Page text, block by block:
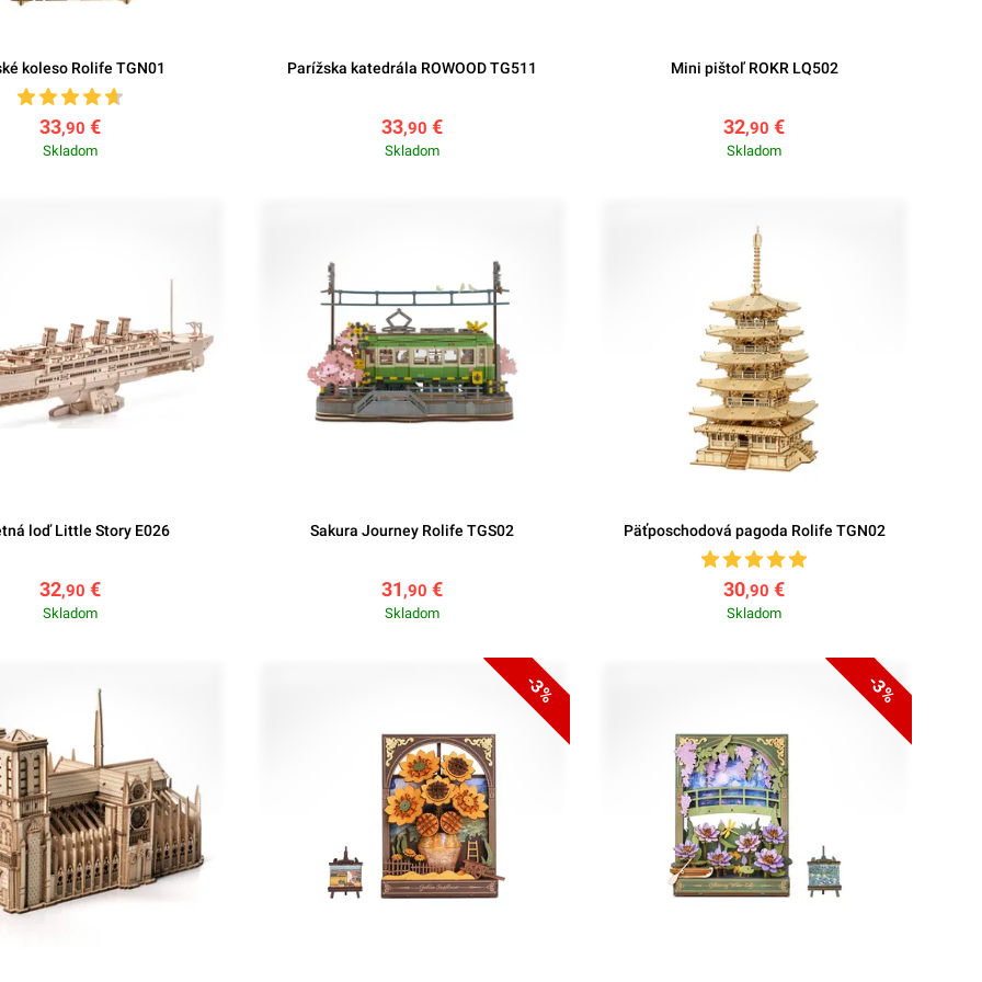
koleso Rolife TGN01
33,90 €
Skladom
Parížska katedrála ROWOOD TG511
33,90 €
Skladom
Mini pištoľ ROKR LQ502
32,90 €
Skladom
loď Little Story E026
32,90 €
Skladom
Sakura Journey Rolife TGS02
31 ,90 €
Skladom
Päťposchodová pagoda Rolife TGN02
30,90 €
Skladom
-3% -3%